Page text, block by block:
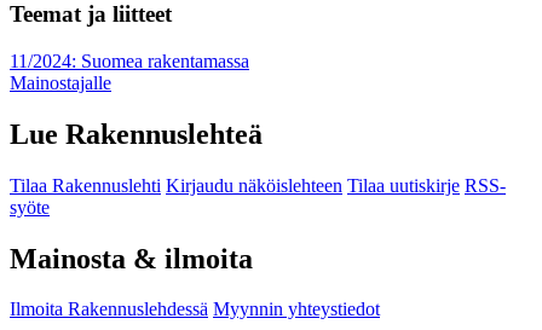
Teemat ja liitteet
11/2024: Suomea rakentamassa
Mainostajalle
Lue Rakennuslehteä
Tilaa Rakennuslehti Kirjaudu näköislehteen Tilaa uutiskirje RSS-
syöte
Mainosta & ilmoita
Ilmoita Rakennuslehdessä Myynnin yhteystiedot